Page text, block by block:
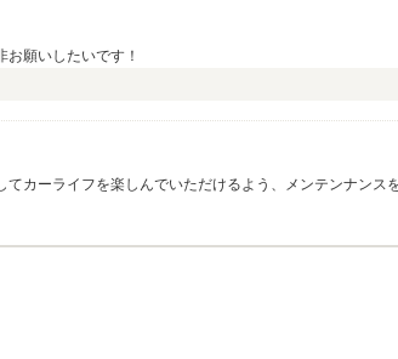
願いしたいです！
カーライフを楽しんでいただけるよう、メンテンナンス